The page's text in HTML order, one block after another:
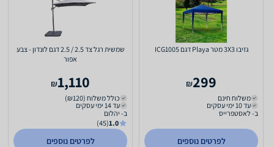
גזיבו 3X3 מטר Playa דגם ICG1005
299
₪
משלוח חינם
עד 10 ימי עסקים
ב- לאסטפרייס
לפרטים נוספים
שמשית רגל צד 2.5 / 2.5 דגם לונדון - צבע
אפור
1,110
₪
כולל משלוח (₪120)
עד 14 ימי עסקים
ב- יהלום
1.0
(45)
לפרטים נוספים